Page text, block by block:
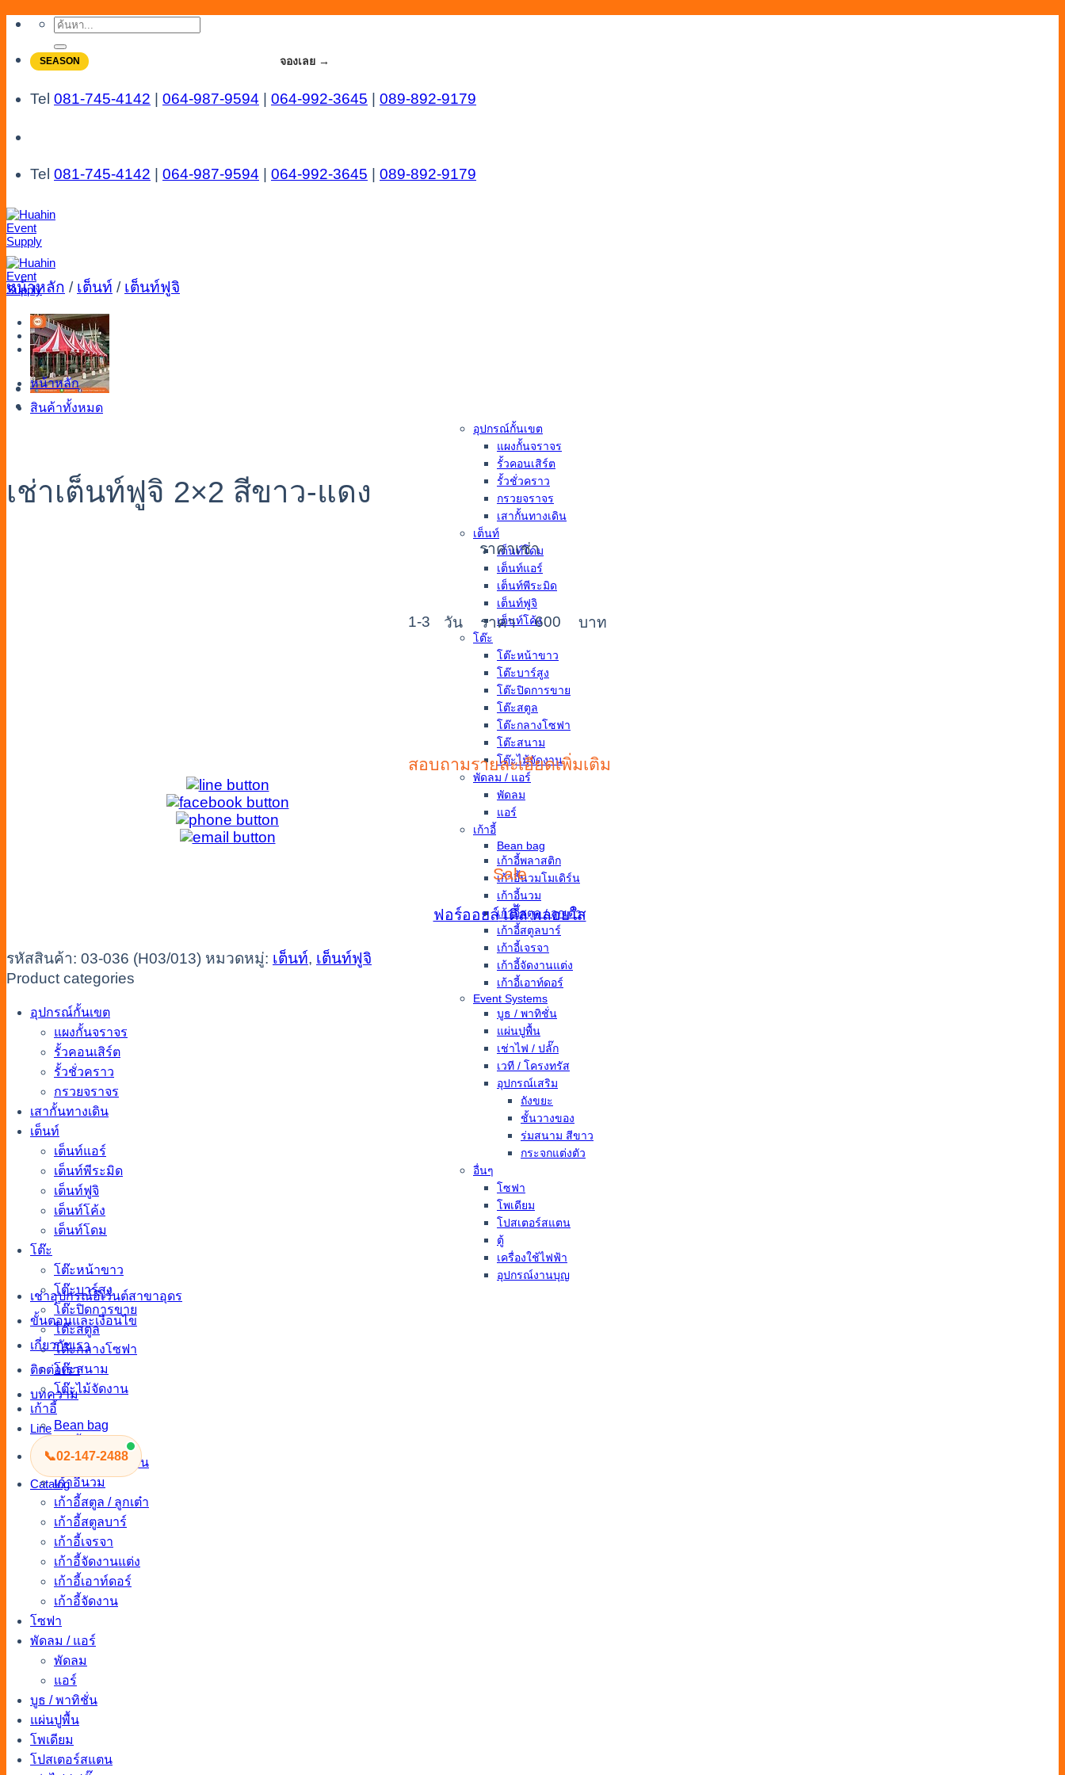
Skip
content
ค้นหา:
SEASON จองเลย →
Tel 081-745-4142 064-987-9594 064-992-3645 089-892-9179
Tel 081-745-4142 064-987-9594 064-992-3645 089-892-9179
Menu
Catalog
Line
หน้าหลัก
สินค้าทั้งหมด
อุปกรณ์กั้นเขต
แผงกั้นจราจร
รั้วคอนเสิร์ต
รั้วชั่วคราว
กรวยจราจร
เสากั้นทางเดิน
เต็นท์
เต็นท์โดม
เต็นท์แอร์
เต็นท์พีระมิด
เต็นท์ฟูจิ
เต็นท์โค้ง
โต๊ะ
โต๊ะหน้าขาว
โต๊ะบาร์สูง
โต๊ะปิดการขาย
โต๊ะสตูล
โต๊ะกลางโซฟา
โต๊ะสนาม
โต๊ะไม้จัดงาน
พัดลม / แอร์
พัดลม
แอร์
เก้าอี้
Bean bag
เก้าอี้พลาสติก
เก้าอี้นวมโมเดิร์น
เก้าอี้นวม
เก้าอี้สตูล / ลูกเต๋า
เก้าอี้สตูลบาร์
เก้าอี้เจรจา
เก้าอี้จัดงานแต่ง
เก้าอี้เอาท์ดอร์
Event Systems
บูธ / พาทิชั่น
แผ่นปูพื้น
เช่าไฟ / ปลั๊ก
เวที / โครงทรัส
อุปกรณ์เสริม
ถังขยะ
ชั้นวางของ
ร่มสนาม สีขาว
กระจกแต่งตัว
อื่นๆ
โซฟา
โพเดียม
โปสเตอร์สแตน
ตู้
เครื่องใช้ไฟฟ้า
อุปกรณ์งานบุญ
เช่าอุปกรณ์อีเว้นต์สาขาอุดร
ขั้นตอนและเงื่อนไข
เกี่ยวกับเรา
ติดต่อเรา
บทความ
Line
📞02-147-2488
Catalog
หน้าหลัก / เต็นท์ / เต็นท์ฟูจิ
เช่าเต็นท์ฟูจิ 2×2 สีขาว-แดง
ราคาเช่า
1-3 วัน ราคา 600 บาท
สอบถามรายละเอียดเพิ่มเติม
Sale
ฟอร์ออยล์ เติ้ล พลอยใส
รหัสสินค้า: 03-036 (H03/013) หมวดหมู่: เต็นท์, เต็นท์ฟูจิ
Product categories
อุปกรณ์กั้นเขต
แผงกั้นจราจร
รั้วคอนเสิร์ต
รั้วชั่วคราว
กรวยจราจร
เสากั้นทางเดิน
เต็นท์
เต็นท์แอร์
เต็นท์พีระมิด
เต็นท์ฟูจิ
เต็นท์โค้ง
เต็นท์โดม
โต๊ะ
โต๊ะหน้าขาว
โต๊ะบาร์สูง
โต๊ะปิดการขาย
โต๊ะสตูล
โต๊ะกลางโซฟา
โต๊ะสนาม
โต๊ะไม้จัดงาน
เก้าอี้
Bean bag
เก้าอี้พลาสติก
เก้าอี้นวมโมเดิร์น
เก้าอี้นวม
เก้าอี้สตูล / ลูกเต๋า
เก้าอี้สตูลบาร์
เก้าอี้เจรจา
เก้าอี้จัดงานแต่ง
เก้าอี้เอาท์ดอร์
เก้าอี้จัดงาน
โซฟา
พัดลม / แอร์
พัดลม
แอร์
บูธ / พาทิชั่น
แผ่นปูพื้น
โพเดียม
โปสเตอร์สแตน